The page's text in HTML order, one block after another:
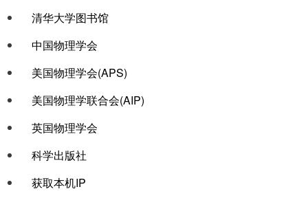
清华大学图书馆
链接col-3
中国物理学会
美国物理学会(APS)
美国物理学联合会(AIP)
英国物理学会
科学出版社
链接col-2
获取本机IP